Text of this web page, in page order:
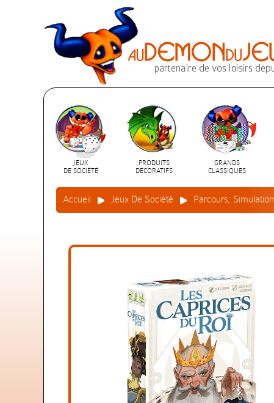
JEUX
DE SOCIÉTÉ
PRODUITS
DÉCORATIFS
GRANDS
CLASSIQUES
Accueil Jeux De Société Parcours, Simulation